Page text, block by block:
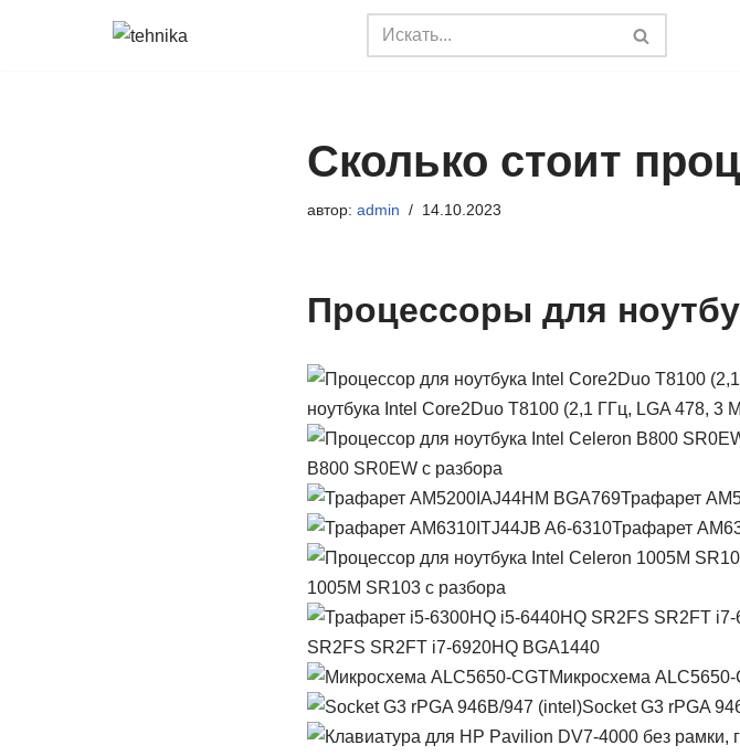
Сколько стоит
автор: admin 14.10.2023
Процессоры для
ноутбука Intel Core2Duo T8100 (2,1 ГГц, LGA 478, 3
B800 SR0EW с разбора
Трафарет
Трафарет
1005M SR103 с разбора
SR2FS SR2FT i7-6920HQ BGA1440
Микросхема ALC5650-
Socket G3 rPGA